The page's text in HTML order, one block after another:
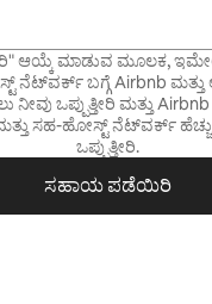
ಆಯ್ಕೆ ಮಾಡುವ ಮೂಲಕ,
ಬಗ್ಗೆ Airbnb ಮತ್ತು
ನೀವು ಒಪ್ಪುತ್ತೀರಿ ಮತ್ತು Airbnb
ಸಹ-ಹೋಸ್ಟ್ ನೆಟ್‌ವರ್ಕ್
ಒಪ್ಪುತ್ತೀರಿ.
ಸಹಾಯ ಪಡೆಯಿರಿ